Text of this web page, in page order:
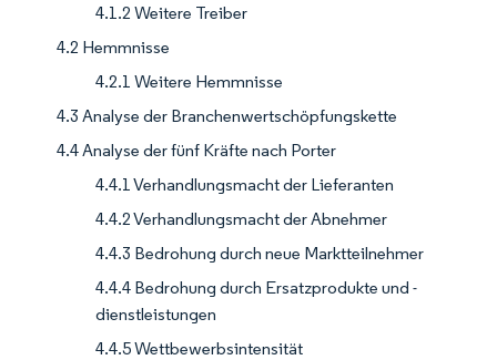
4.1.2 Weitere Treiber
4.2 Hemmnisse
4.2.1 Weitere Hemmnisse
4.3 Analyse der Branchenwertschöpfungskette
4.4 Analyse der fünf Kräfte nach Porter
4.4.1 Verhandlungsmacht der Lieferanten
4.4.2 Verhandlungsmacht der Abnehmer
4.4.3 Bedrohung durch neue Marktteilnehmer
4.4.4 Bedrohung durch Ersatzprodukte und -
dienstleistungen
4.4.5 Wettbewerbsintensität